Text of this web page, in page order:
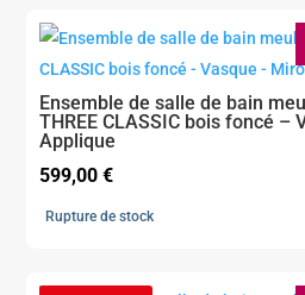
419,00 €.
335,00 €.
Ensemble de salle de bain
THREE CLASSIC bois foncé –
Applique
599,00€
Rupture de stock